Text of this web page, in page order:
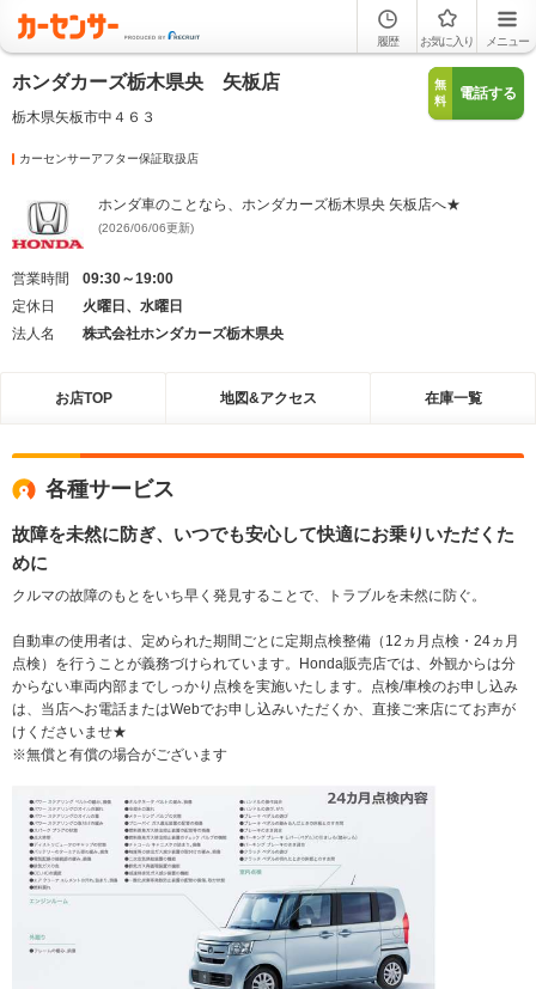
履歴 お気に入り メニュー
ホンダカーズ栃木県央 矢板店
栃木県矢板市中４６３
無
料
電話する
カーセンサーアフター保証取扱店
ホンダ車のことなら、ホンダカーズ栃木県央 矢板店へ★
(2026/06/06更新)
営業時間
09:30～19:00
定休日
火曜日、水曜日
法人名
株式会社ホンダカーズ栃木県央
お店TOP 地図&アクセス 在庫一覧
各種サービス
故障を未然に防ぎ、いつでも安心して快適にお乗りいただくた
めに
クルマの故障のもとをいち早く発見することで、トラブルを未然に防ぐ。
自動車の使用者は、定められた期間ごとに定期点検整備（12ヵ月点検・24ヵ月
点検）を行うことが義務づけられています。Honda販売店では、外観からは分
からない車両内部までしっかり点検を実施いたします。点検/車検のお申し込み
は、当店へお電話またはWebでお申し込みいただくか、直接ご来店にてお声が
けくださいませ★
※無償と有償の場合がございます